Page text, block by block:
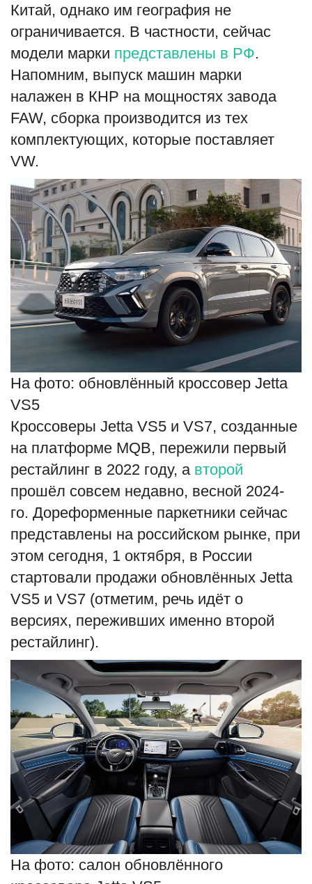
Китай, однако им география не
ограничивается. В частности, сейчас
модели марки представлены в РФ.
Напомним, выпуск машин марки
налажен в КНР на мощностях завода
FAW, сборка производится из тех
комплектующих, которые поставляет
VW.
На фото: обновлённый кроссовер Jetta
VS5
Кроссоверы Jetta VS5 и VS7, созданные
на платформе MQB, пережили первый
рестайлинг в 2022 году, а второй
прошёл совсем недавно, весной 2024-
го. Дореформенные паркетники сейчас
представлены на российском рынке, при
этом сегодня, 1 октября, в России
стартовали продажи обновлённых Jetta
VS5 и VS7 (отметим, речь идёт о
версиях, переживших именно второй
рестайлинг).
На фото: салон обновлённого